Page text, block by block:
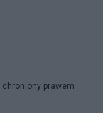
chroniony prawem